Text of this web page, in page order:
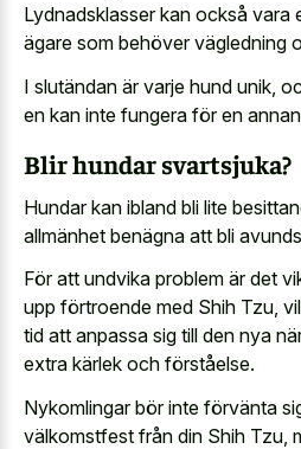
Lydnadsklasser kan också vara
ägare som behöver vägledning
I slutändan är varje hund unik,
en kan inte fungera för en
Blir hundar svartsjuka?
Hundar kan ibland bli lite
allmänhet benägna att bli
För att undvika problem är det
upp förtroende med Shih Tzu,
tid att anpassa sig till den nya
extra kärlek och förståelse.
Nykomlingar bör inte förvänta
välkomstfest från din Shih Tzu,